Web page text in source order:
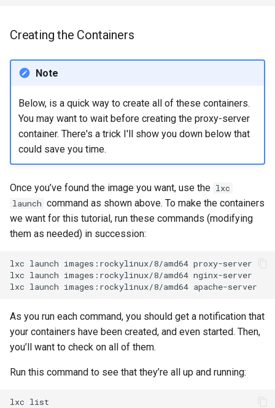
Creating the Containers
Note
Below, is a quick way to create all of these containers.
You may want to wait before creating the proxy-server
container. There's a trick I'll show you down below that
could save you time.
Once you’ve found the image you want, use the lxc
launch command as shown above. To make the containers
we want for this tutorial, run these commands (modifying
them as needed) in succession:
lxc launch images:rockylinux/8/amd64 proxy-server
lxc launch images:rockylinux/8/amd64 nginx-server
lxc launch images:rockylinux/8/amd64
As you run each command, you should get a notification that
your containers have been created, and even started. Then,
you’ll want to check on all of them.
Run this command to see that they’re all up and running:
lxc